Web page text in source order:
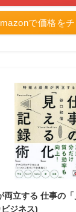
で価格を
両立する 仕事の
ジネス)